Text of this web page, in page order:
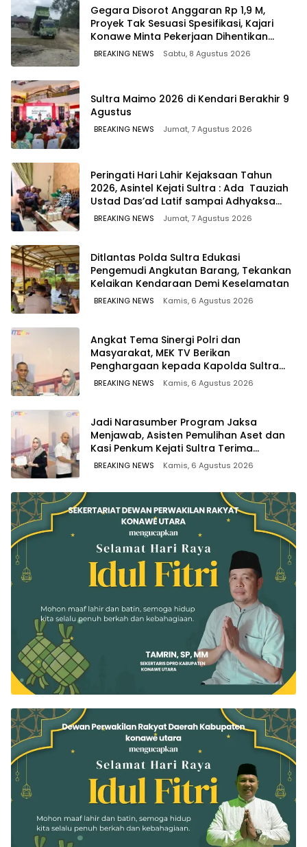
Gegara Disorot Anggaran Rp 1,9 M,
Proyek Tak Sesuasi Spesifikasi, Kajari
Konawe Minta Pekerjaan Dihentikan
Sementara
BREAKING NEWS Sabtu, 8 Agustus 2026
Sultra Maimo 2026 di Kendari Berakhir 9
Agustus
BREAKING NEWS Jumat, 7 Agustus 2026
Peringati Hari Lahir Kejaksaan Tahun
2026, Asintel Kejati Sultra : Ada Tauziah
Ustad Das’ad Latif sampai Adhyaksa
Run
BREAKING NEWS Jumat, 7 Agustus 2026
Ditlantas Polda Sultra Edukasi
Pengemudi Angkutan Barang, Tekankan
Kelaikan Kendaraan Demi Keselamatan
BREAKING NEWS Kamis, 6 Agustus 2026
Angkat Tema Sinergi Polri dan
Masyarakat, MEK TV Berikan
Penghargaan kepada Kapolda Sultra
melalui Kabid Humas
BREAKING NEWS Kamis, 6 Agustus 2026
Jadi Narasumber Program Jaksa
Menjawab, Asisten Pemulihan Aset dan
Kasi Penkum Kejati Sultra Terima
Penghargaan dari Komisaris MEK TV
BREAKING NEWS Kamis, 6 Agustus 2026